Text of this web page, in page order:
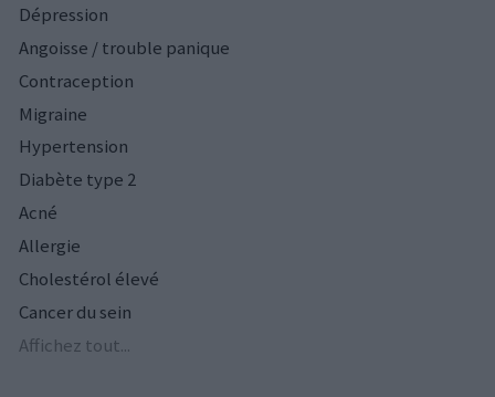
Dépression
Angoisse / trouble panique
Contraception
Migraine
Hypertension
Diabète type 2
Acné
Allergie
Cholestérol élevé
Cancer du sein
Affichez tout...